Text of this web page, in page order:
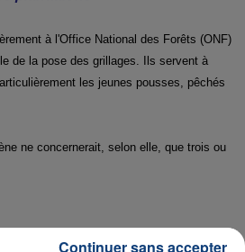
à l'Office National des Forêts (ONF)
de la pose des grillages. Ils servent à
les jeunes pousses, pêchés
ne concernerait, selon elle, que trois ou
Continuer sans accepter